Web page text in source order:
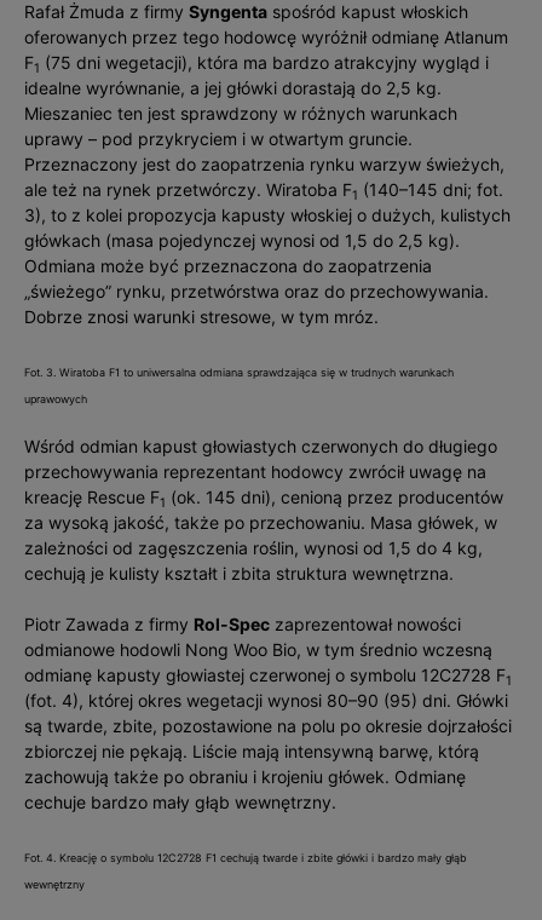
Rafał Żmuda z firmy Syngenta spośród kapust włoskich
oferowanych przez tego hodowcę wyróżnił odmianę Atlanum
F1 (75 dni wegetacji), która ma bardzo atrakcyjny wygląd i
idealne wyrównanie, a jej główki dorastają do 2,5 kg.
Mieszaniec ten jest sprawdzony w różnych warunkach
uprawy – pod przykryciem i w otwartym gruncie.
Przeznaczony jest do zaopatrzenia rynku warzyw świeżych,
ale też na rynek przetwórczy. Wiratoba F1 (140–145 dni; fot.
3), to z kolei propozycja kapusty włoskiej o dużych, kulistych
główkach (masa pojedynczej wynosi od 1,5 do 2,5 kg).
Odmiana może być przeznaczona do zaopatrzenia
„świeżego” rynku, przetwórstwa oraz do przechowywania.
Dobrze znosi warunki stresowe, w tym mróz.
Fot. 3. Wiratoba F1 to uniwersalna odmiana sprawdzająca się w trudnych warunkach
uprawowych
Wśród odmian kapust głowiastych czerwonych do długiego
przechowywania reprezentant hodowcy zwrócił uwagę na
kreację Rescue F1 (ok. 145 dni), cenioną przez producentów
za wysoką jakość, także po przechowaniu. Masa główek, w
zależności od zagęszczenia roślin, wynosi od 1,5 do 4 kg,
cechują je kulisty kształt i zbita struktura wewnętrzna.
Piotr Zawada z firmy Rol-Spec zaprezentował nowości
odmianowe hodowli Nong Woo Bio, w tym średnio wczesną
odmianę kapusty głowiastej czerwonej o symbolu 12C2728 F1
(fot. 4), której okres wegetacji wynosi 80–90 (95) dni. Główki
są twarde, zbite, pozostawione na polu po okresie dojrzałości
zbiorczej nie pękają. Liście mają intensywną barwę, którą
zachowują także po obraniu i krojeniu główek. Odmianę
cechuje bardzo mały głąb wewnętrzny.
Fot. 4. Kreację o symbolu 12C2728 F1 cechują twarde i zbite główki i bardzo mały głąb
wewnętrzny